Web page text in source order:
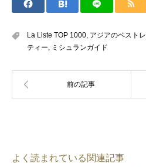
La Liste TOP 1000, アジアのベスト
ティー, ミシュランガイド
よく読まれている関連記事